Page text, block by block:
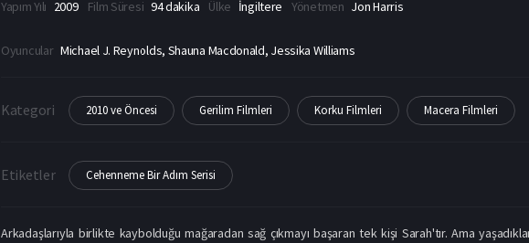
Yapım Yılı 2009 Film Süresi 94 dakika Ülke İngiltere Yönetmen Jon Harris
Oyuncular Michael J. Reynolds, Shauna Macdonald, Jessika Williams
Kategori 2010 ve Öncesi Gerilim Filmleri Korku Filmleri Macera Filmleri
Etiketler Cehenneme Bir Adım Serisi
Arkadaşlarıyla birlikte kaybolduğu mağaradan sağ çıkmayı başaran tek kişi Sarah'tır. Ama